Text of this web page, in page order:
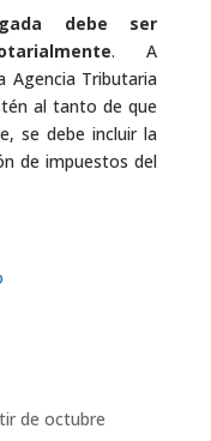
debe ser
. A
Agencia Tributaria
al tanto de que
se debe incluir la
de impuestos del
de octubre